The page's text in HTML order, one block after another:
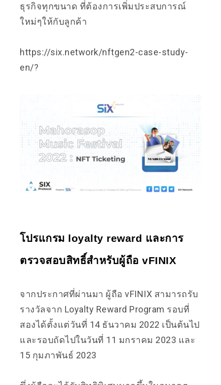
ธุรกิจทุกขนาด ที่ต้องการเพิ่มประสบการณ์
ใหม่ๆให้กับลูกค้า
https://six.network/nftgen2-case-study-
en/?
โปรแกรม loyalty reward และการ
ตรวจสอบสิทธิ์สำหรับผู้ถือ vFINIX
จากประกาศที่ผ่านมา ผู้ถือ vFINIX สามารถรับ
รางวัลจาก Loyalty Reward Program รอบที่
สองได้ตั้งแต่วันที่ 14 ธันวาคม 2022 เป็นต้นไป
และรอบถัดไปในวันที่ 11 มกราคม 2023 และ
15 กุมภาพันธ์ 2023